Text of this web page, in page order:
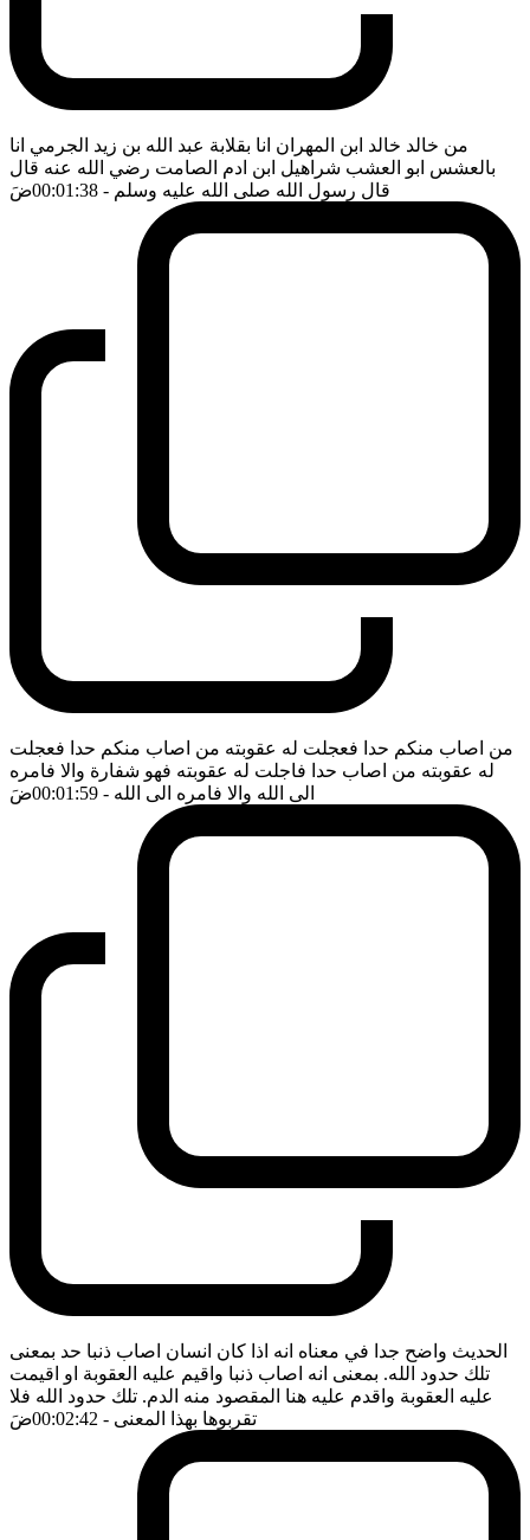
من خالد خالد ابن المهران انا بقلابة عبد الله بن زيد الجرمي انا
بالعشس ابو العشب شراهيل ابن ادم الصامت رضي الله عنه قال
قال رسول الله صلى الله عليه وسلم - 00:01:38 ضَ
من اصاب منكم حدا فعجلت له عقوبته من اصاب منكم حدا فعجلت
له عقوبته من اصاب حدا فاجلت له عقوبته فهو شفارة والا فامره
الى الله والا فامره الى الله - 00:01:59 ضَ
الحديث واضح جدا في معناه انه اذا كان انسان اصاب ذنبا حد بمعنى
تلك حدود الله. بمعنى انه اصاب ذنبا واقيم عليه العقوبة او اقيمت
عليه العقوبة واقدم عليه هنا المقصود منه الدم. تلك حدود الله فلا
تقربوها بهذا المعنى - 00:02:42 ضَ